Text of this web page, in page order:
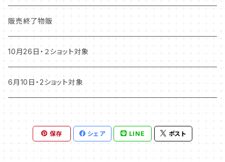
販売終了物販
10月26日・２ショット対象
6月10日・2ショット対象
保存 シェア LINE ポスト